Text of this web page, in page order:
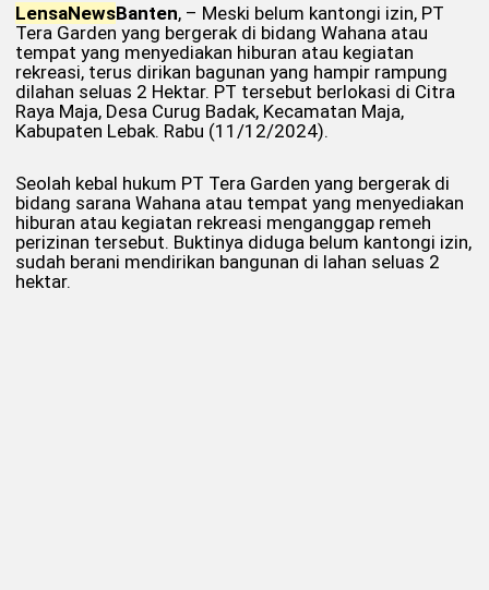
LensaNewsBanten, – Meski belum kantongi izin, PT
Tera Garden yang bergerak di bidang Wahana atau
tempat yang menyediakan hiburan atau kegiatan
rekreasi, terus dirikan bagunan yang hampir rampung
dilahan seluas 2 Hektar. PT tersebut berlokasi di Citra
Raya Maja, Desa Curug Badak, Kecamatan Maja,
Kabupaten Lebak. Rabu (11/12/2024).
Seolah kebal hukum PT Tera Garden yang bergerak di
bidang sarana Wahana atau tempat yang menyediakan
hiburan atau kegiatan rekreasi menganggap remeh
perizinan tersebut. Buktinya diduga belum kantongi izin,
sudah berani mendirikan bangunan di lahan seluas 2
hektar.